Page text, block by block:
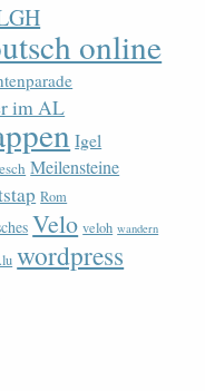
online
im AL
Igel
Meilensteine
Rom
Velo veloh wandern
wordpress